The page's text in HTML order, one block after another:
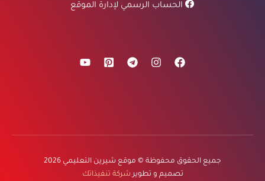
الحساب الرسمي لإدارة الموقع
جميع الحقوق محفوظة © موقع شيرين التعليمي
تصميم و تطوير شركة تنفيذاتك